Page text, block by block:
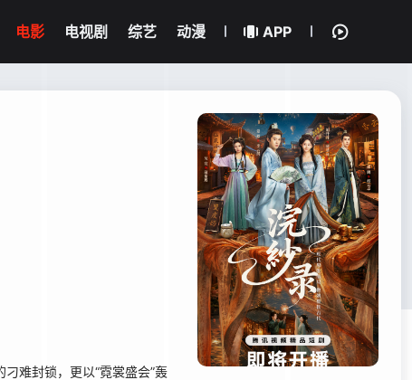
电影 电视剧 综艺 动漫 APP
难封锁，更以“霓裳盛会”轰